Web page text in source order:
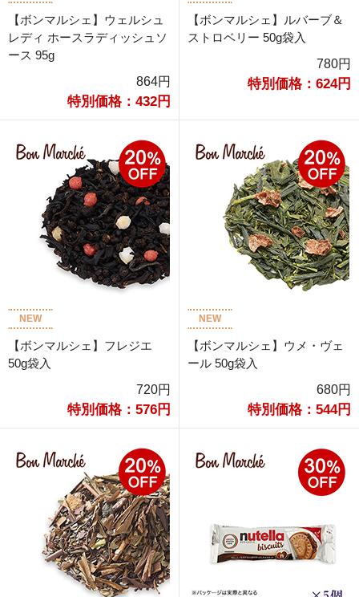
【ボンマルシェ】ウェルシュ
レディ ホースラディッシュソ
ース 95g
864円
特別価格：432円
【ボンマルシェ】ルバーブ＆
ストロベリー 50g袋入
780円
特別価格：624円
NEW
【ボンマルシェ】フレジエ
50g袋入
720円
特別価格：576円
NEW
【ボンマルシェ】ウメ・ヴェ
ール 50g袋入
680円
特別価格：544円